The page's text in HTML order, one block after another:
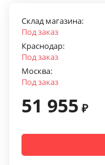
Склад магазина:
Под заказ
Краснодар:
Под заказ
Москва:
Под заказ
51 955 ₽